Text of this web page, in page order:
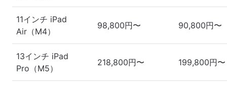
11インチ iPad
Air（M4）
98,800円〜 90,800円〜
13インチ iPad
Pro（M5）
218,800円〜 199,800円〜